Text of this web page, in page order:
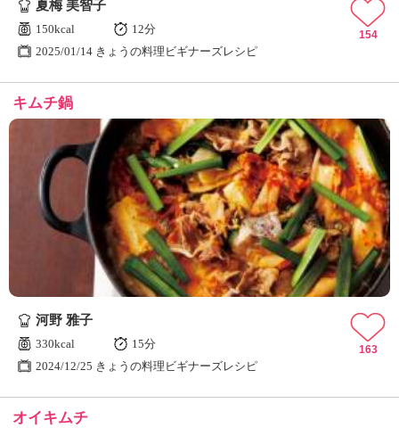
夏梅 美智子
150kcal
12分
2025/01/14 きょうの料理ビギナーズレシピ
154
キムチ鍋
河野 雅子
330kcal
15分
2024/12/25 きょうの料理ビギナーズレシピ
163
オイキムチ